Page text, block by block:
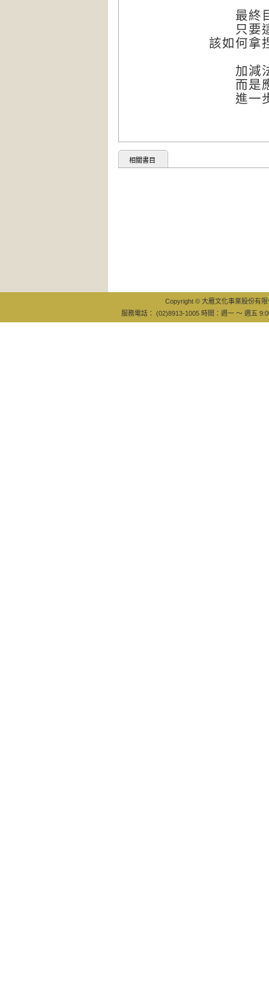
最終目
只要這
該如何拿
加減法
而是應
進一步
相關書目
Copyright © 大雁文化事業股份有
服務電話： (02)8913-1005 時間：週一 ～ 週五